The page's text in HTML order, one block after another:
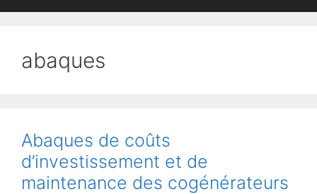
abaques
Abaques de coûts
d’investissement et de
maintenance des cogénérateurs